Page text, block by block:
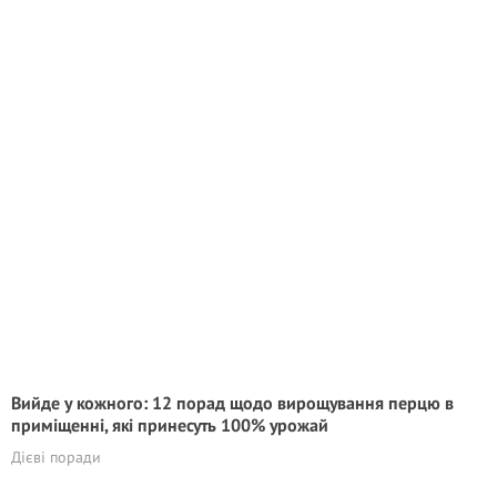
Вийде у кожного: 12 порад щодо вирощування перцю в
приміщенні, які принесуть 100% урожай
Дієві поради